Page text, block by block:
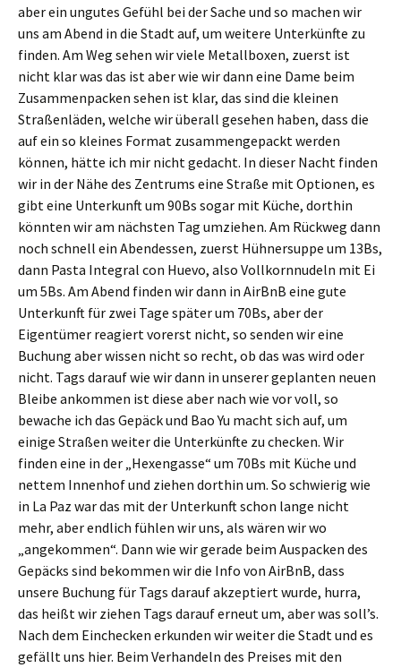
aber ein ungutes Gefühl bei der Sache und so machen wir
uns am Abend in die Stadt auf, um weitere Unterkünfte zu
finden. Am Weg sehen wir viele Metallboxen, zuerst ist
nicht klar was das ist aber wie wir dann eine Dame beim
Zusammenpacken sehen ist klar, das sind die kleinen
Straßenläden, welche wir überall gesehen haben, dass die
auf ein so kleines Format zusammengepackt werden
können, hätte ich mir nicht gedacht. In dieser Nacht finden
wir in der Nähe des Zentrums eine Straße mit Optionen, es
gibt eine Unterkunft um 90Bs sogar mit Küche, dorthin
könnten wir am nächsten Tag umziehen. Am Rückweg dann
noch schnell ein Abendessen, zuerst Hühnersuppe um 13Bs,
dann Pasta Integral con Huevo, also Vollkornnudeln mit Ei
um 5Bs. Am Abend finden wir dann in AirBnB eine gute
Unterkunft für zwei Tage später um 70Bs, aber der
Eigentümer reagiert vorerst nicht, so senden wir eine
Buchung aber wissen nicht so recht, ob das was wird oder
nicht. Tags darauf wie wir dann in unserer geplanten neuen
Bleibe ankommen ist diese aber nach wie vor voll, so
bewache ich das Gepäck und Bao Yu macht sich auf, um
einige Straßen weiter die Unterkünfte zu checken. Wir
finden eine in der „Hexengasse“ um 70Bs mit Küche und
nettem Innenhof und ziehen dorthin um. So schwierig wie
in La Paz war das mit der Unterkunft schon lange nicht
mehr, aber endlich fühlen wir uns, als wären wir wo
„angekommen“. Dann wie wir gerade beim Auspacken des
Gepäcks sind bekommen wir die Info von AirBnB, dass
unsere Buchung für Tags darauf akzeptiert wurde, hurra,
das heißt wir ziehen Tags darauf erneut um, aber was soll’s.
Nach dem Einchecken erkunden wir weiter die Stadt und es
gefällt uns hier. Beim Verhandeln des Preises mit den